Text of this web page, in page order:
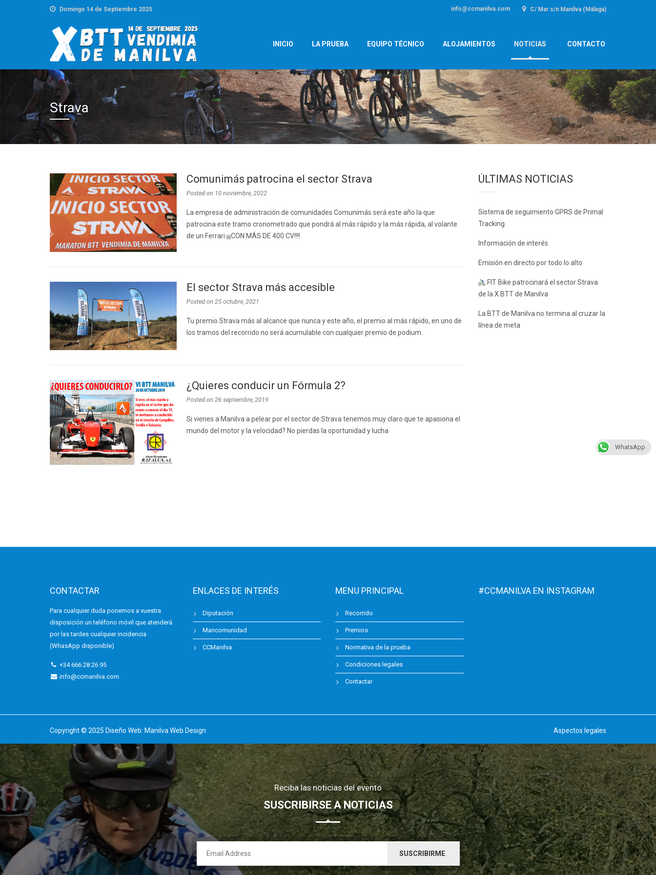
Domingo 14 de Septiembre 2025 info@ccmanilva.com C/ Mar s/n Manilva (Málaga)
INICIO LA PRUEBA EQUIPO TÉCNICO ALOJAMIENTOS NOTICIAS CONTACTO
Strava
Comunimás patrocina el sector Strava
Posted on 10 noviembre, 2022
La empresa de administración de comunidades Comunimás será este año la que
patrocina este tramo cronometrado que pondrá al más rápido y la más rápida, al volante
de un Ferrari ¡¡¡CON MÁS DE 400 CV!!!!.
El sector Strava más accesible
Posted on 25 octubre, 2021
Tu premio Strava más al alcance que nunca y este año, el premio al más rápido, en uno de
los tramos del recorrido no será acumulable con cualquier premio de podium.
¿Quieres conducir un Fórmula 2?
Posted on 26 septiembre, 2019
Si vienes a Manilva a pelear por el sector de Strava tenemos muy claro que te apasiona el
mundo del motor y la velocidad? No pierdas la oportunidad y lucha
ÚLTIMAS NOTICIAS
Sistema de seguimiento GPRS de Primal
Tracking.
Información de interés
Emisión en directo por todo lo alto
FIT Bike patrocinará el sector Strava
de la X BTT de Manilva
La BTT de Manilva no termina al cruzar la
línea de meta
CONTACTAR
Para cualquier duda ponemos a vuestra
disposición un teléfono móvil que atenderá
por las tardes cualquier incidencia
(WhasApp disponible)
+34 666 28 26 95
info@ccmanilva.com
ENLACES DE INTERÉS
Diputación
Mancomunidad
CCManilva
MENU PRINCIPAL
Recorrido
Premios
Normativa de la prueba
Condiciones legales
Contactar
#CCMANILVA EN INSTAGRAM
Copyright © 2025 Diseño Web: Manilva Web Design Aspectos legales
Reciba las noticias del evento
SUSCRIBIRSE A NOTICIAS
WhatsApp